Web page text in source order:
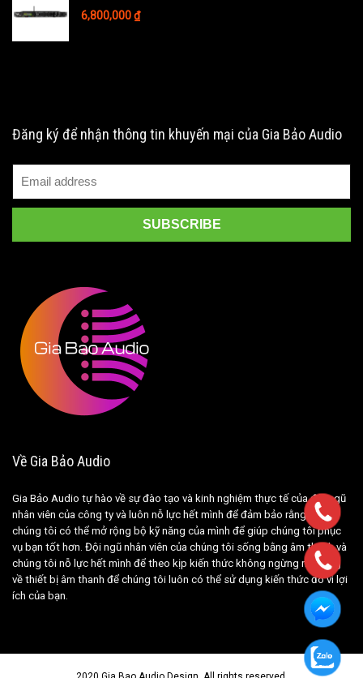
6,800,000₫
Đăng ký để nhận thông tin khuyến mại của Gia Bảo Audio
Về Gia Bảo Audio
Gia Bảo Audio tự hào về sự đào tạo và kinh nghiệm thực tế của đội ngũ
nhân viên của công ty và luôn nỗ lực hết mình để đảm bảo rằng nếu
chúng tôi có thể mở rộng bộ kỹ năng của mình để giúp chúng tôi phục
vụ bạn tốt hơn. Đội ngũ nhân viên của chúng tôi sống bằng âm thanh và
chúng tôi nỗ lực hết mình để theo kịp kiến ​​thức không ngừng mở rộng
về thiết bị âm thanh để chúng tôi luôn có thể sử dụng kiến ​​thức đó vì lợi
ích của bạn.